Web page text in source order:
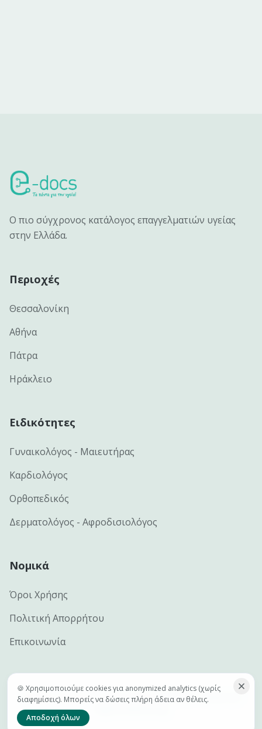
Ο πιο σύγχρονος κατάλογος επαγγελματιών υγείας
στην Ελλάδα.
Περιοχές
Θεσσαλονίκη
Αθήνα
Πάτρα
Ηράκλειο
Ειδικότητες
Γυναικολόγος - Μαιευτήρας
Καρδιολόγος
Ορθοπεδικός
Δερματολόγος - Αφροδισιολόγος
Νομικά
Όροι Χρήσης
Πολιτική Απορρήτου
Επικοινωνία
©2026e-docs.gr — Handcrafted by Netclick · Advanced
🍪 Χρησιμοποιούμε cookies για anonymized analytics (χωρίς
διαφημίσεις). Μπορείς να δώσεις πλήρη άδεια αν θέλεις.
Αποδοχή όλων